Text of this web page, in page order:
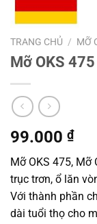
TRANG CHỦ / MỠ
Mỡ OKS 475
99.000 ₫
Mỡ OKS 475, Mỡ
trục trơn, ổ lăn
Với thành phần
dài tuổi thọ cho